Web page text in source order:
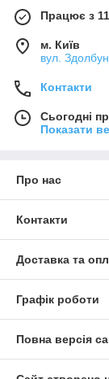
Працює з
м. Київ
вул.
Контакти
Сьогодні
Показати
Про нас
Контакти
Доставка та
Графік роботи
Повна версія